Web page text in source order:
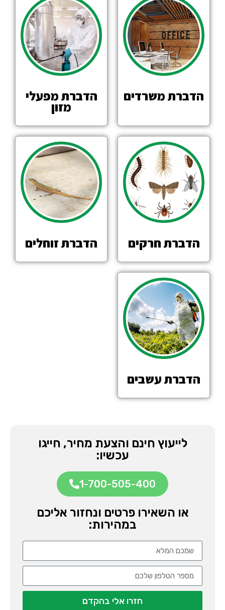
הדברת משרדים הדברת מפעלי
מזון
הדברת חרקים הדברת זוחלים
הדברת עשבים
לייעוץ חינם והצעת מחיר, חייגו
עכשיו:
1-700-505-400
או השאירו פרטים ונחזור אליכם
במהירות:
חזרו אלי בהקדם